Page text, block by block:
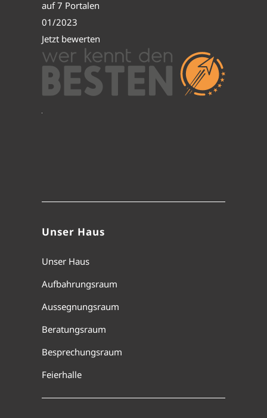
auf 7 Portalen
01/2023
Jetzt bewerten
Unser Haus
Unser Haus
Aufbahrungsraum
Aussegnungsraum
Beratungsraum
Besprechungsraum
Feierhalle